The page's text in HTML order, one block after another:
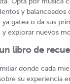
y balanceados
gatea o da sus
explorar nuevos
libro de
donde cada
su experiencia